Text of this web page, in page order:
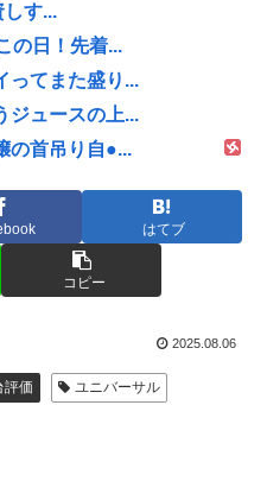
しす...
の日！先着...
ってまた盛り...
ジュースの上...
の首吊り自●...
はてブ
コピー
2025.08.06
評価
ユニバーサル